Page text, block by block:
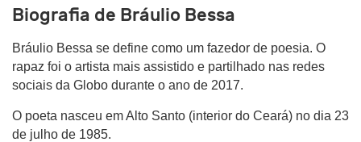
Biografia de Bráulio Bessa
Bráulio Bessa se define como um fazedor de poesia. O
rapaz foi o artista mais assistido e partilhado nas redes
sociais da Globo durante o ano de 2017.
O poeta nasceu em Alto Santo (interior do Ceará) no dia 23
de julho de 1985.